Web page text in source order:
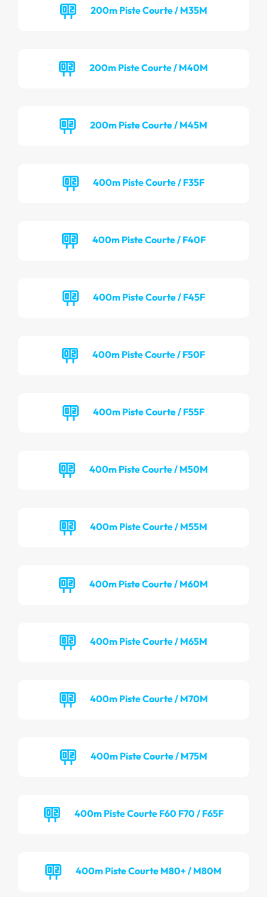
200m Piste Courte / M35M
200m Piste Courte / M40M
200m Piste Courte / M45M
400m Piste Courte / F35F
400m Piste Courte / F40F
400m Piste Courte / F45F
400m Piste Courte / F50F
400m Piste Courte / F55F
400m Piste Courte / M50M
400m Piste Courte / M55M
400m Piste Courte / M60M
400m Piste Courte / M65M
400m Piste Courte / M70M
400m Piste Courte / M75M
400m Piste Courte F60 F70 / F65F
400m Piste Courte M80+ / M80M